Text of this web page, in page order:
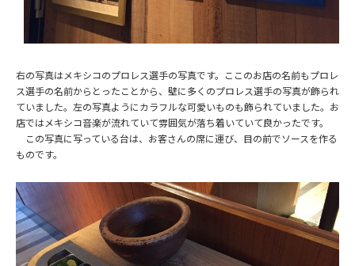
右の写真はメキシコのプロレス選手の写真です。ここのお店の名前もプロレ
ス選手の名前からとったことから、壁に多くのプロレス選手の写真が飾られ
ていました。左の写真ようにカラフルな可愛いものも飾られていました。お
店ではメキシコ音楽が流れていて雰囲気が落ち着いていて良かったです。
この写真に写っている台は、お客さんの席に運び、目の前でソースを作る
ものです。